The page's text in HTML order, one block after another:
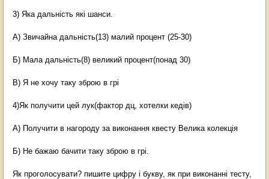
3) Яка дальність які шанси.
А) Звичайна дальність(13) малий процент (25-30)
Б) Мала дальність(8) великий процент(понад 30)
В) Я не хочу таку зброю в грі
4)Як получити цей лук(фактор дц, хотелки кедів)
А) Получити в нагороду за виконання квесту Велика колекція
Б) Не бажаю бачити таку зброю в грі.
Як проголосувати? пишите цифру і букву, як при виконанні тесту,